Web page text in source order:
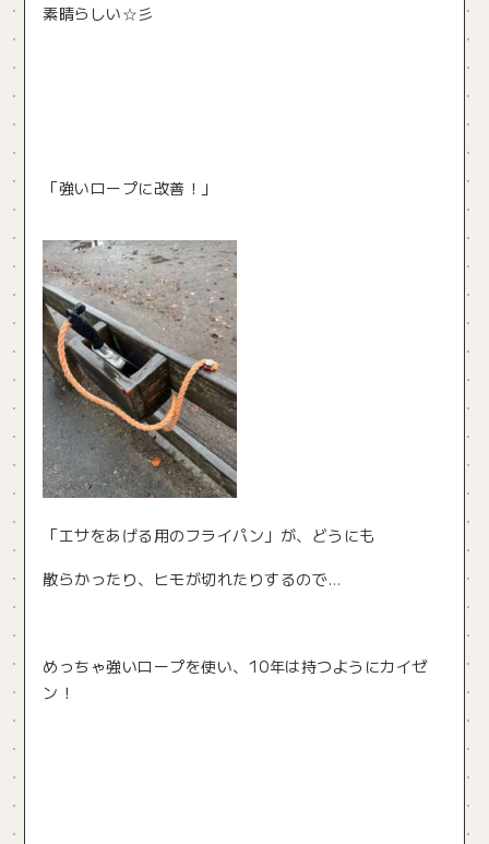
素晴らしい☆彡
「強いロープに改善！」
「エサをあげる用のフライパン」が、どうにも
散らかったり、ヒモが切れたりするので…
めっちゃ強いロープを使い、10年は持つようにカイゼ
ン！